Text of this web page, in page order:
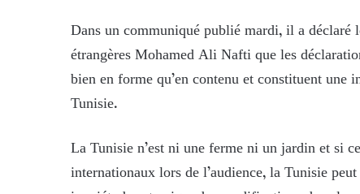
Dans un communiqué publié mardi, il a
étrangères Mohamed Ali Nafti que les
bien en forme qu’en contenu et constituent une
Tunisie.
La Tunisie n’est ni une ferme ni un jardin et si
internationaux lors de l’audience, la Tunisie